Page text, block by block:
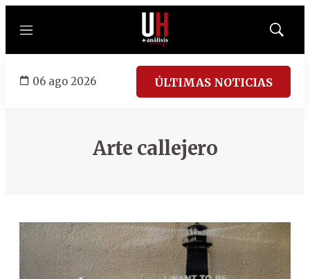
Menú
Mostrar
06 ago 2026 ÚLTIMAS NOTICIAS
Arte callejero